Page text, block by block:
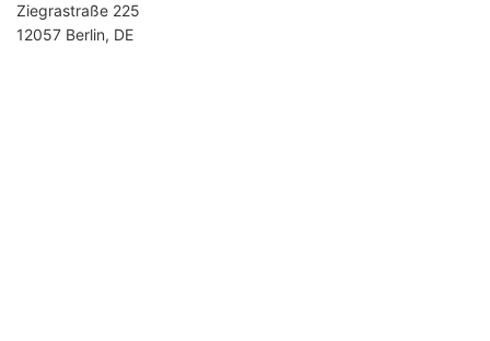
Ziegrastraße 225
12057 Berlin, DE